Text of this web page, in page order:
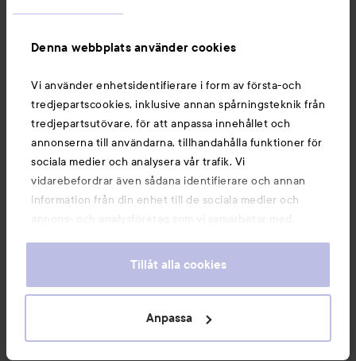
Denna webbplats använder cookies
Vi använder enhetsidentifierare i form av första-och
tredjepartscookies, inklusive annan spårningsteknik från
tredjepartsutövare, för att anpassa innehållet och
annonserna till användarna, tillhandahålla funktioner för
sociala medier och analysera vår trafik. Vi
vidarebefordrar även sådana identifierare och annan
information från din enhet till de sociala medier och
annons- och analysföretag som vi samarbetar med.
information som du har tillhandahållit eller som de har
våra cookies vid fortsatt användande av vår webbplats.
För information om hur du kan ändra inställningarna för
Tillåt alla cookies
Anpassa
Du kanske också gillar